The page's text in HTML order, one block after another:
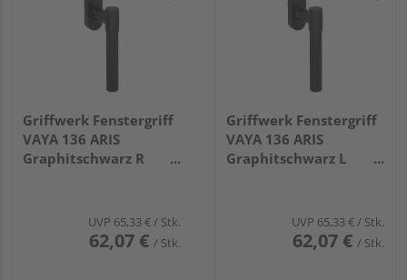
Griffwerk Fenstergriff
VAYA 136 ARIS
Graphitschwarz R
UVP 65,33 €/ Stk.
62,07 € / Stk.
Griffwerk Fenstergriff
VAYA 136 ARIS
Graphitschwarz L
UVP 65,33 €/ Stk.
62,07 € / Stk.